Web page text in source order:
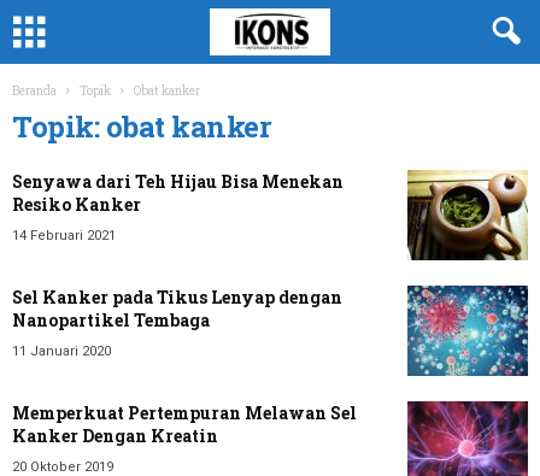
Beranda Topik Obat kanker
Topik: obat kanker
Senyawa dari Teh Hijau Bisa Menekan
Resiko Kanker
14 Februari 2021
Sel Kanker pada Tikus Lenyap dengan
Nanopartikel Tembaga
11 Januari 2020
Memperkuat Pertempuran Melawan Sel
Kanker Dengan Kreatin
20 Oktober 2019